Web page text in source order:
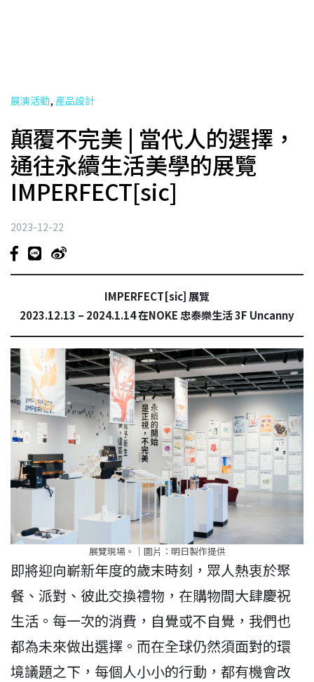
展演活動, 產品設計
顛覆不完美 | 當代人的選擇，
通往永續生活美學的展覽
IMPERFECT[sic]
2023-12-22
IMPERFECT[sic] 展覽
2023.12.13 – 2024.1.14 在NOKE 忠泰樂生活 3F Uncanny
展覽現場。｜圖⽚：明日製作提供
即將迎向嶄新年度的歲末時刻，眾人熱衷於聚
餐、派對、彼此交換禮物，在購物間大肆慶祝
生活。每一次的消費，自覺或不自覺，我們也
都為未來做出選擇。而在全球仍然須面對的環
境議題之下，每個人小小的行動，都有機會改